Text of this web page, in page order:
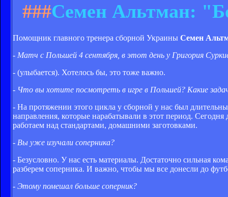
###Семен Альтман:
Помощник главного тренера сборной Украины Семен
- Матч с Польшей 4 сентября, в этот день у Григория
- (улыбается). Хотелось бы, это тоже важно.
- Что вы хотите посмотреть в игре в Польшей? Какие
- На протяжении этого цикла у сборной у нас был
направления, которые нарабатывали в этот период.
работаем над стандартами, домашними заготовками.
- Вы уже изучали соперника?
- Безусловно. У нас есть материалы. Достаточно сильная
разберем соперника. И важно, чтобы мы все донесли до
- Этому помешал больше соперник?